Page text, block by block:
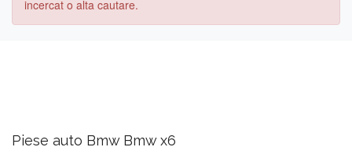
incercat o alta cautare.
Piese auto Bmw Bmw x6